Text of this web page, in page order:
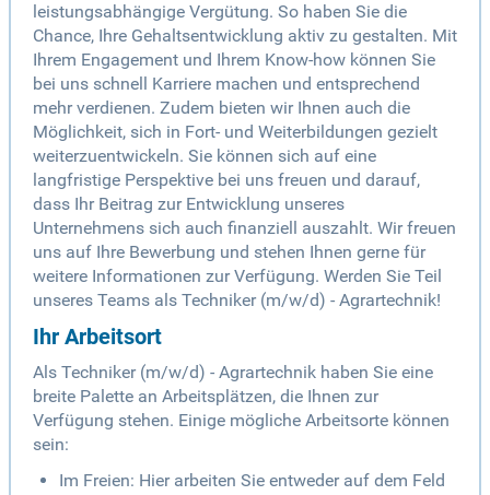
leistungsabhängige Vergütung. So haben Sie die
Chance, Ihre Gehaltsentwicklung aktiv zu gestalten. Mit
Ihrem Engagement und Ihrem Know-how können Sie
bei uns schnell Karriere machen und entsprechend
mehr verdienen. Zudem bieten wir Ihnen auch die
Möglichkeit, sich in Fort- und Weiterbildungen gezielt
weiterzuentwickeln. Sie können sich auf eine
langfristige Perspektive bei uns freuen und darauf,
dass Ihr Beitrag zur Entwicklung unseres
Unternehmens sich auch finanziell auszahlt. Wir freuen
uns auf Ihre Bewerbung und stehen Ihnen gerne für
weitere Informationen zur Verfügung. Werden Sie Teil
unseres Teams als Techniker (m/w/d) - Agrartechnik!
Ihr Arbeitsort
Als Techniker (m/w/d) - Agrartechnik haben Sie eine
breite Palette an Arbeitsplätzen, die Ihnen zur
Verfügung stehen. Einige mögliche Arbeitsorte können
sein:
Im Freien: Hier arbeiten Sie entweder auf dem Feld